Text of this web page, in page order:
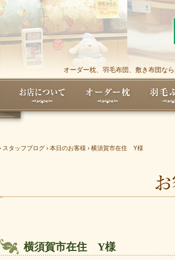
オーダー枕、羽毛布団、敷き布団な
スタッフブログ › 本日のお客様 › 横須賀市在住 Y様
横須賀市在住 Y様